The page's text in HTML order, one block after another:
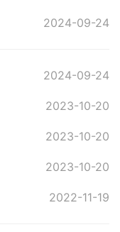
2024-09-24
2024-09-24
2023-10-20
2023-10-20
2023-10-20
2022-11-19